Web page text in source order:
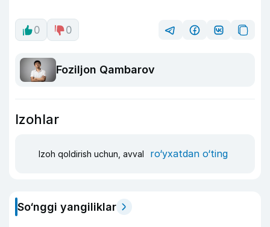
0 0
Foziljon Qambarov
Izohlar
Izoh qoldirish uchun, avval ro‘yxatdan o‘ting
So‘nggi yangiliklar